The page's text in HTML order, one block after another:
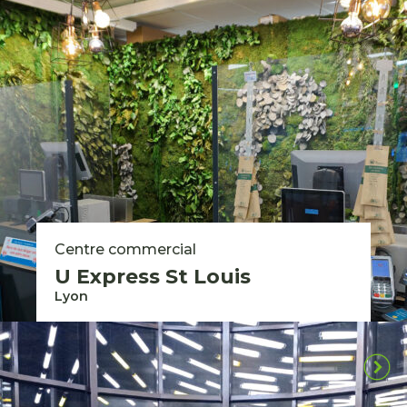
Centre commercial
U Express St Louis
Lyon
Toutes nos réalisations